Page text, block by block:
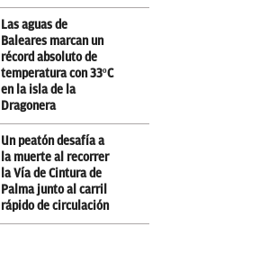
Las aguas de
Baleares marcan un
récord absoluto de
temperatura con 33ºC
en la isla de la
Dragonera
Un peatón desafía a
la muerte al recorrer
la Vía de Cintura de
Palma junto al carril
rápido de circulación